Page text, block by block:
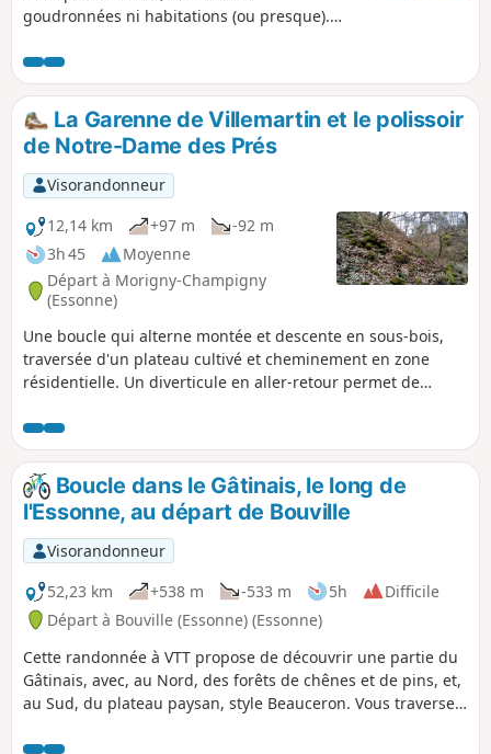
goudronnées ni habitations (ou presque).
rochers, haras de chevaux, pinède, avec de
jolis sites pour pique-niquer. Un grand bol
de nature !
La Garenne de Villemartin et le polissoir
de Notre-Dame des Prés
Visorandonneur
12,14 km
+97 m
-92 m
3h 45
Moyenne
Départ à Morigny-Champigny
(Essonne)
Une boucle qui alterne montée et descente en sous-bois,
traversée d'un plateau cultivé et cheminement en zone
résidentielle. Un diverticule en aller-retour permet de
Boucle dans le Gâtinais, le long de
l'Essonne, au départ de Bouville
Visorandonneur
52,23 km
+538 m -533 m 5h
Difficile
Départ à Bouville (Essonne) (Essonne)
Cette randonnée à VTT propose de découvrir une partie du
Gâtinais, avec, au Nord, des forêts de chênes et de pins, et,
au Sud, du plateau paysan, style Beauceron. Vous traversez
vallée de l'Essonne, qui se fait discrète mais dont les